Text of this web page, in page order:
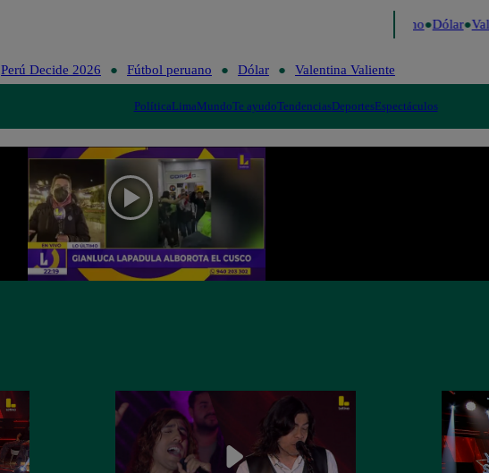
Fútbol peruano Dólar
Perú Decide 2026 Fútbol peruano Dólar Valentina Valiente
PolíticaLimaMundoTe ayudoTendenciasDeportesEspectáculos